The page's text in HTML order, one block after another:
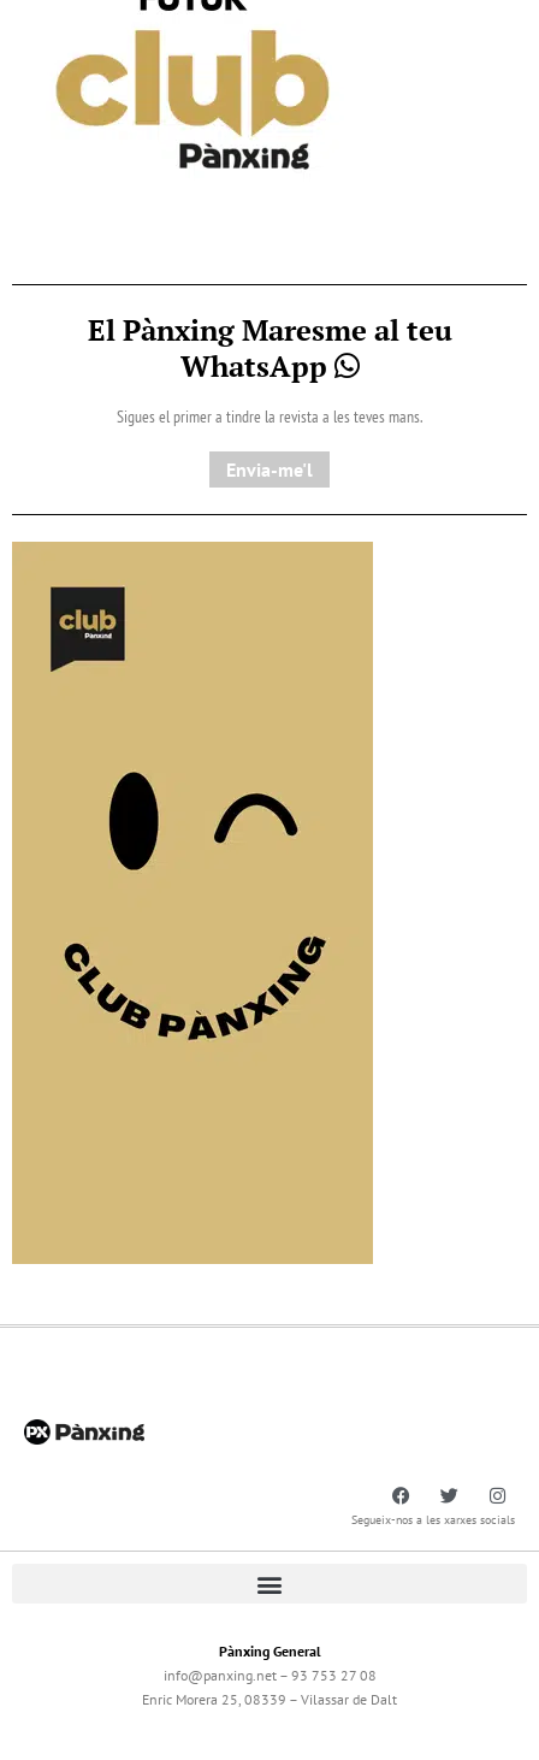
El Pànxing Maresme al teu
WhatsApp
Sigues el primer a tindre la revista a les teves mans.
Envia-me'l
Segueix-nos a les xarxes socials
Pànxing General
info@panxing.net – 93 753 27 08
Enric Morera 25, 08339 – Vilassar de Dalt